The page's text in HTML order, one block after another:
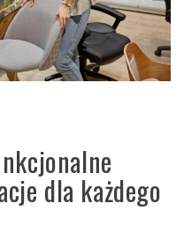
dla każdego